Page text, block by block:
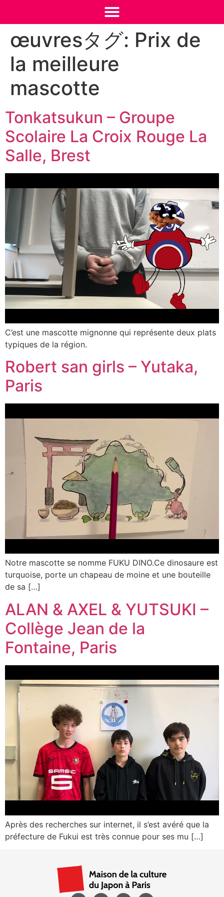
Présentation des
œuvresタグ: Prix de
la meilleure
mascotte
Tonkatsukun – Groupe
Scolaire La Croix Rouge La
Salle, Brest
C’est une mascotte mignonne qui représente deux plats
typiques de la région.
Robert san girls – Yutaka,
Paris
Notre mascotte se nomme FUKU DINO.Ce dinosaure est
turquoise, porte un chapeau de moine et une bouteille
de sa […]
ALAN & AXEL & YUTSUKI –
Collège Jean de la
Fontaine, Paris
Après des recherches sur internet, il s’est avéré que la
préfecture de Fukui est très connue pour ses mu […]